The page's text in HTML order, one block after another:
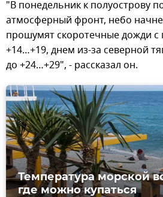
"В понедельник к полуострову
атмосферный фронт, небо
прошумят скоротечные дожди
+14…+19, днем из-за северной
до +24…+29", - рассказал он.
Температура морской
где можно купаться